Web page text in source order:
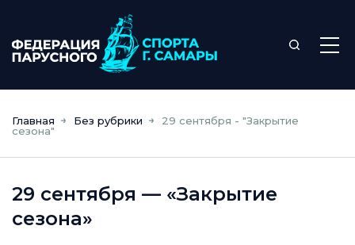
Главная Без рубрики
29 сентября - "Закрытие
сезона"
29 сентября — «Закрытие
сезона»